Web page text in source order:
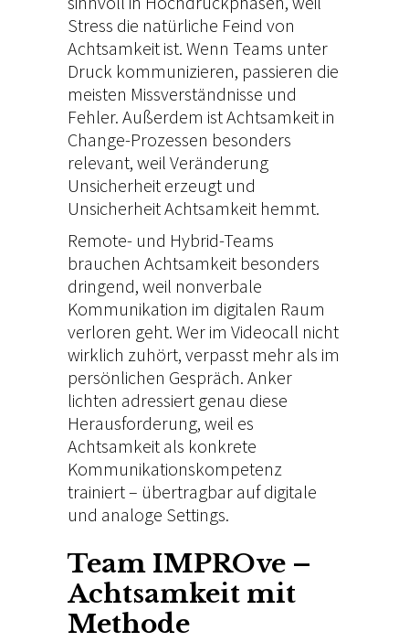
Stress die natürliche Feind von
Achtsamkeit ist. Wenn Teams unter
Druck kommunizieren, passieren die
meisten Missverständnisse und
Fehler. Außerdem ist Achtsamkeit in
Change-Prozessen besonders
relevant, weil Veränderung
Unsicherheit erzeugt und
Unsicherheit Achtsamkeit hemmt.
Remote- und Hybrid-Teams
brauchen Achtsamkeit besonders
dringend, weil nonverbale
Kommunikation im digitalen Raum
verloren geht. Wer im Videocall nicht
wirklich zuhört, verpasst mehr als im
persönlichen Gespräch. Anker
lichten adressiert genau diese
Herausforderung, weil es
Achtsamkeit als konkrete
Kommunikationskompetenz
trainiert – übertragbar auf digitale
und analoge Settings.
Team IMPROve –
Achtsamkeit mit
Methode